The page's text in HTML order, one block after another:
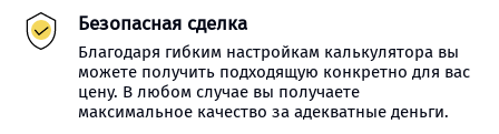
Безопасная сделка
Благодаря гибким настройкам калькулятора вы
можете получить подходящую конкретно для вас
цену. В любом случае вы получаете
максимальное качество за адекватные деньги.